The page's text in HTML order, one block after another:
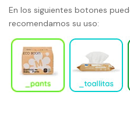
En los siguientes botones
recomendamos su uso: